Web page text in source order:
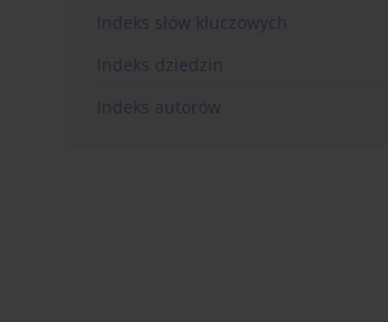
Indeks słów kluczowych
Indeks dziedzin
Indeks autorów